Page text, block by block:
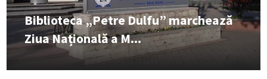
Biblioteca „Petre Dulfu” marchează
Ziua Națională a M...